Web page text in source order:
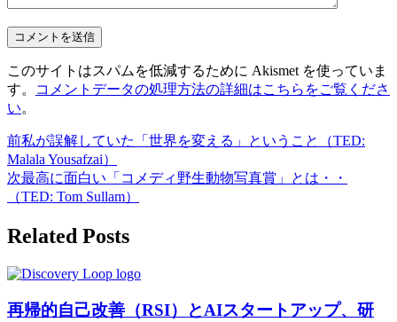
このサイトはスパムを低減するために Akismet を使っていま
す。
コメントデータの処理方法の詳細はこちらをご覧くださ
い。
前私が誤解していた「世界を変える」ということ（TED:
Malala Yousafzai）
次最高に面白い「コメディ野生動物写真賞」とは・・
（TED: Tom Sullam）
Related Posts
再帰的自己改善（RSI）とAIスタートアップ、研